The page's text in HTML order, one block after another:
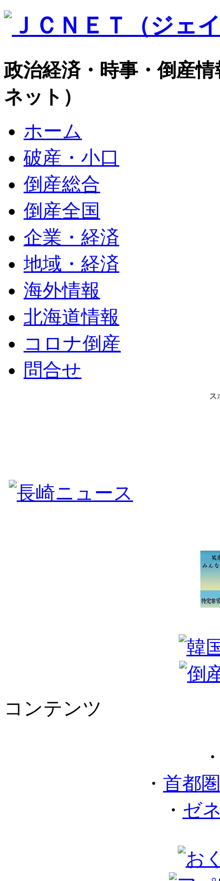
政治経済・時事・倒産
ネット）
ホーム
破産・小口
倒産総合
倒産全国
企業・経済
地域・経済
海外情報
北海道情報
コロナ倒産
問合せ
ス
コンテンツ
・ 首都
・ ゼ